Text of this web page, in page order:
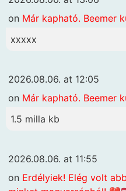
on Már kapható. Beemer
xxxxx
2026.08.06. at 12:05
on Már kapható. Beemer
1.5 milla kb
2026.08.06. at 11:55
on Erdélyiek! Elég volt